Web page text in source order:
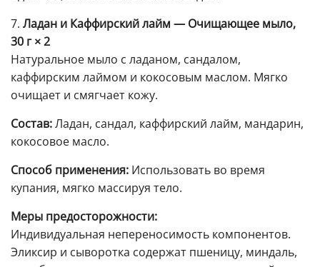
7. Ладан и Каффирский лайм — Очищающее мыло,
30 г × 2
Натуральное мыло с ладаном, сандалом,
каффирским лаймом и кокосовым маслом. Мягко
очищает и смягчает кожу.
Состав:Ладан, сандал, каффирский лайм, мандарин,
кокосовое масло.
Способ применения: Использовать во время
купания, мягко массируя тело.
Меры предосторожности:
Индивидуальная непереносимость компонентов.
Эликсир и сыворотка содержат пшеницу, миндаль,